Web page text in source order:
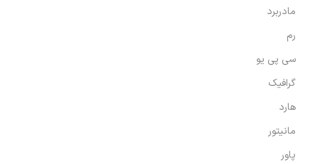
مادربرد
رم
سی پی یو
گرافیک
هارد
مانیتور
پاور